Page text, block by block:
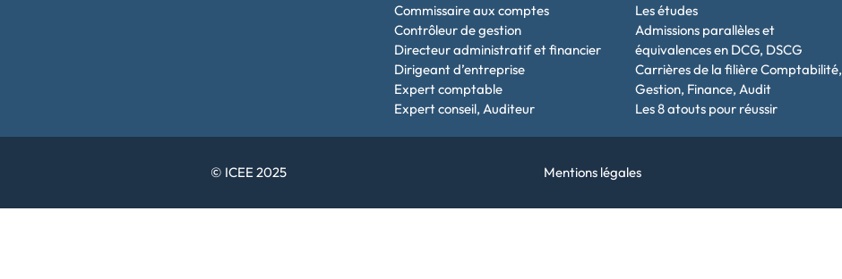
Commissaire aux comptes
Contrôleur de gestion
Directeur administratif et financier
Dirigeant d’entreprise
Expert comptable
Expert conseil, Auditeur
Les études
Admissions parallèles et
équivalences en DCG, DSCG
Carrières de la filière Comptabilité,
Gestion, Finance, Audit
Les 8 atouts pour réussir
© ICEE 2025 Mentions légales